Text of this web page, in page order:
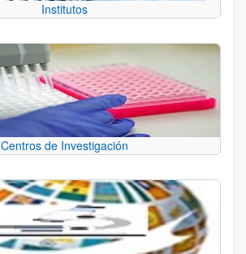
Institutos
Centros de Investigación